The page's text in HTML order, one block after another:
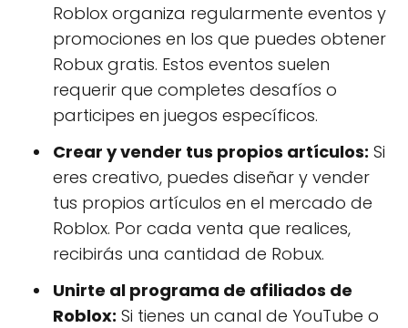
Roblox organiza regularmente eventos y
promociones en los que puedes obtener
Robux gratis. Estos eventos suelen
requerir que completes desafíos o
participes en juegos específicos.
Crear y vender tus propios artículos: Si
eres creativo, puedes diseñar y vender
tus propios artículos en el mercado de
Roblox. Por cada venta que realices,
recibirás una cantidad de Robux.
Unirte al programa de afiliados de
Roblox: Si tienes un canal de YouTube o